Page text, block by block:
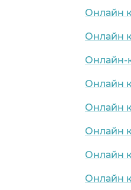
Онлайн
Онлайн
Онлайн-
Онлайн
Онлайн
Онлайн
Онлайн
Онлайн